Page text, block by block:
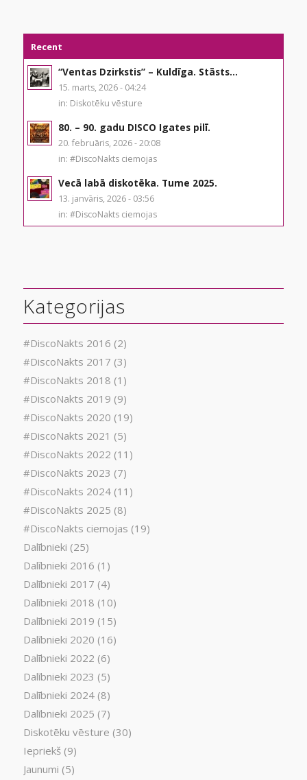
Recent
“Ventas Dzirkstis” – Kuldīga. Stāsts...
15. marts, 2026 - 04:24
in: Diskotēku vēsture
80. – 90. gadu DISCO Igates pilī.
20. februāris, 2026 - 20:08
in: #DiscoNakts ciemojas
Vecā labā diskotēka. Tume 2025.
13. janvāris, 2026 - 03:56
in: #DiscoNakts ciemojas
Kategorijas
#DiscoNakts 2016 (2)
#DiscoNakts 2017 (3)
#DiscoNakts 2018 (1)
#DiscoNakts 2019 (9)
#DiscoNakts 2020 (19)
#DiscoNakts 2021 (5)
#DiscoNakts 2022 (11)
#DiscoNakts 2023 (7)
#DiscoNakts 2024(11)
#DiscoNakts 2025 (8)
#DiscoNakts ciemojas (19)
Dalībnieki (25)
Dalībnieki 2016 (1)
Dalībnieki 2017 (4)
Dalībnieki 2018 (10)
Dalībnieki 2019 (15)
Dalībnieki 2020 (16)
Dalībnieki 2022 (6)
Dalībnieki 2023 (5)
Dalībnieki 2024(8)
Dalībnieki 2025 (7)
Diskotēku vēsture (30)
Iepriekš(9)
Jaunumi (5)